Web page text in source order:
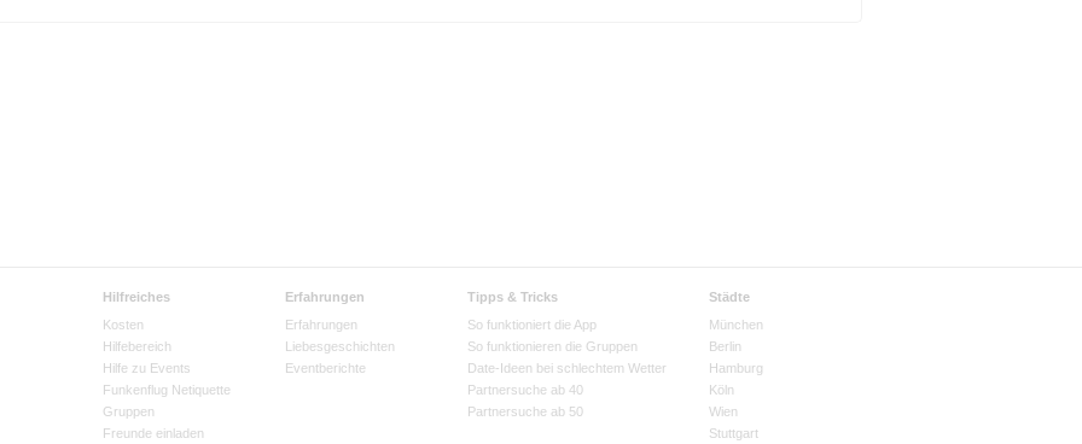
Hilfreiches
Kosten
Hilfebereich
Hilfe zu Events
Funkenflug Netiquette
Gruppen
Freunde einladen
Erfahrungen
Erfahrungen
Liebesgeschichten
Eventberichte
Tipps & Tricks
So funktioniert die App
So funktionieren die Gruppen
Date-Ideen bei schlechtem Wetter
Partnersuche ab 40
Partnersuche ab 50
Städte
München
Berlin
Hamburg
Köln
Wien
Stuttgart